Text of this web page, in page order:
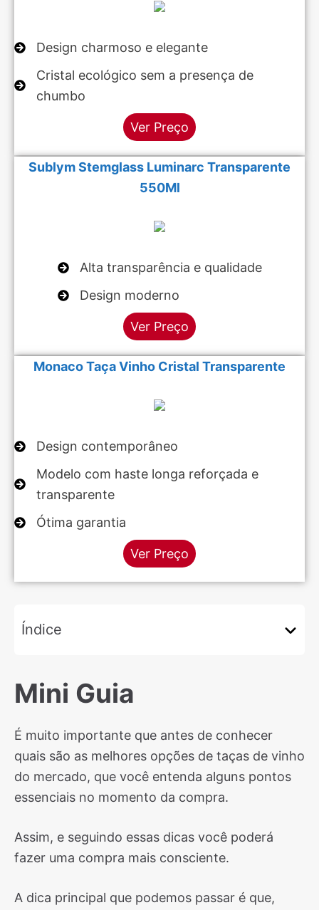
Design charmoso e elegante
Cristal ecológico sem a presença de
chumbo
Ver Preço
Sublym Stemglass Luminarc Transparente
550Ml
Alta transparência e qualidade
Design moderno
Ver Preço
Monaco Taça Vinho Cristal Transparente
Design contemporâneo
Modelo com haste longa reforçada e
transparente
Ótima garantia
Ver Preço
Índice
Mini Guia
É muito importante que antes de conhecer
quais são as melhores opções de taças de vinho
do mercado, que você entenda alguns pontos
essenciais no momento da compra.
Assim, e seguindo essas dicas você poderá
fazer uma compra mais consciente.
A dica principal que podemos passar é que,